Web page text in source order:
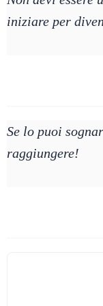
iniziare per
Se lo puoi
raggiungere!